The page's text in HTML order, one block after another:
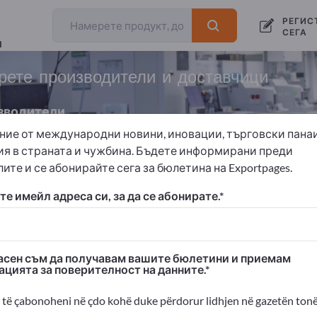
СЕГА
производители и доставчици
Имплантати и протези Керамични импланти
контакти >> започнете оттук
и продуктите ви на Exportpages.
публикувайте тук
от международни новини, иновации, търговски
в страната и чужбина. Бъдете информирани преди
и се абонирайте сега за бюлетина на Exportpages.
имейл адреса си, за да се абонирате.
съм да получавам вашите бюлетини и приемам
за поверителност на данните.
të çabonoheni në çdo kohë duke përdorur lidhjen në gazetën